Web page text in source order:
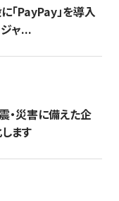
「PayPay」を導入
ャ...
・災害に備えた企
ます